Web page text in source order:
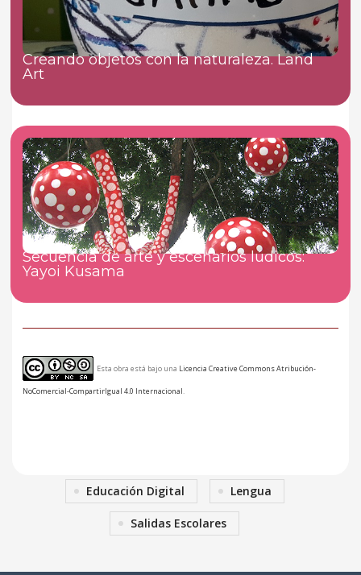
Creando objetos con la naturaleza. Land
Art
Secuencia de arte y escenarios lúdicos:
Yayoi Kusama
Esta obra está bajo una Licencia Creative Commons Atribución-
NoComercial-CompartirIgual 4.0 Internacional.
Educación Digital Lengua
Salidas Escolares